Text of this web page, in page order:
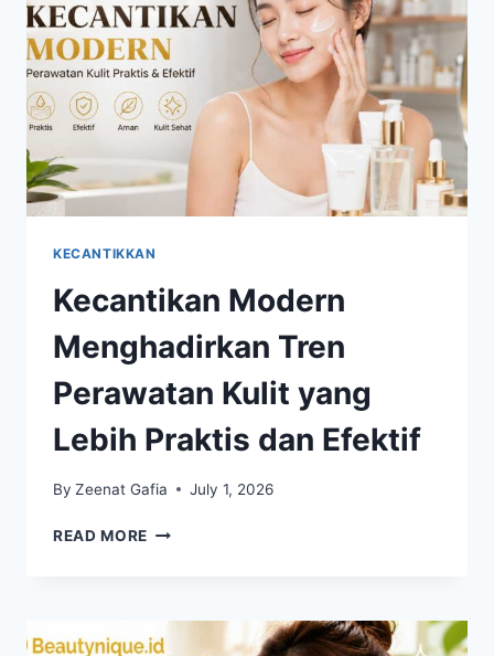
HARI
AGAR
TETAP
DAN
BERCAHAYA
KECANTIKKAN
Kecantikan Modern
Menghadirkan Tren
Perawatan Kulit yang
Lebih Praktis dan Efektif
By Zeenat Gafia July 1, 2026
READ MORE KECANTIKAN
PERAWATAN
KULIT